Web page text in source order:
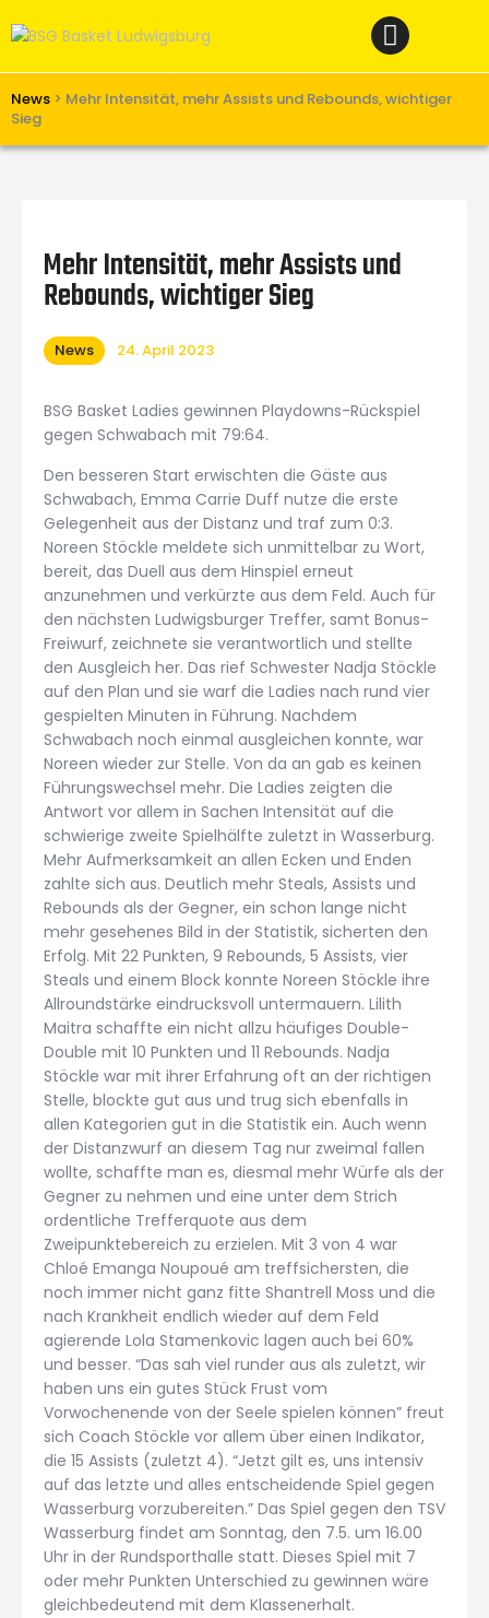
News > Mehr Intensität, mehr Assists und Rebounds, wichtiger
Sieg
Verein
Teams W
Unterstützen
Links
Mehr Intensität, mehr Assists und
Rebounds, wichtiger Sieg
News 24. April 2023
BSG Basket Ladies gewinnen Playdowns-Rückspiel
gegen Schwabach mit 79:64.
Den besseren Start erwischten die Gäste aus
Schwabach, Emma Carrie Duff nutze die erste
Gelegenheit aus der Distanz und traf zum 0:3.
Noreen Stöckle meldete sich unmittelbar zu Wort,
bereit, das Duell aus dem Hinspiel erneut
anzunehmen und verkürzte aus dem Feld. Auch für
den nächsten Ludwigsburger Treffer, samt Bonus-
Freiwurf, zeichnete sie verantwortlich und stellte
den Ausgleich her. Das rief Schwester Nadja Stöckle
auf den Plan und sie warf die Ladies nach rund vier
gespielten Minuten in Führung. Nachdem
Schwabach noch einmal ausgleichen konnte, war
Noreen wieder zur Stelle. Von da an gab es keinen
Führungswechsel mehr. Die Ladies zeigten die
Antwort vor allem in Sachen Intensität auf die
schwierige zweite Spielhälfte zuletzt in Wasserburg.
Mehr Aufmerksamkeit an allen Ecken und Enden
zahlte sich aus. Deutlich mehr Steals, Assists und
Rebounds als der Gegner, ein schon lange nicht
mehr gesehenes Bild in der Statistik, sicherten den
Erfolg. Mit 22 Punkten, 9 Rebounds, 5 Assists, vier
Steals und einem Block konnte Noreen Stöckle ihre
Allroundstärke eindrucksvoll untermauern. Lilith
Maitra schaffte ein nicht allzu häufiges Double-
Double mit 10 Punkten und 11 Rebounds. Nadja
Stöckle war mit ihrer Erfahrung oft an der richtigen
Stelle, blockte gut aus und trug sich ebenfalls in
allen Kategorien gut in die Statistik ein. Auch wenn
der Distanzwurf an diesem Tag nur zweimal fallen
wollte, schaffte man es, diesmal mehr Würfe als der
Gegner zu nehmen und eine unter dem Strich
ordentliche Trefferquote aus dem
Zweipunktebereich zu erzielen. Mit 3 von 4 war
Chloé Emanga Noupoué am treffsichersten, die
noch immer nicht ganz fitte Shantrell Moss und die
nach Krankheit endlich wieder auf dem Feld
agierende Lola Stamenkovic lagen auch bei 60%
und besser. “Das sah viel runder aus als zuletzt, wir
haben uns ein gutes Stück Frust vom
Vorwochenende von der Seele spielen können” freut
sich Coach Stöckle vor allem über einen Indikator,
die 15 Assists (zuletzt 4). “Jetzt gilt es, uns intensiv
auf das letzte und alles entscheidende Spiel gegen
Wasserburg vorzubereiten.” Das Spiel gegen den TSV
Wasserburg findet am Sonntag, den 7.5. um 16.00
Uhr in der Rundsporthalle statt. Dieses Spiel mit 7
oder mehr Punkten Unterschied zu gewinnen wäre
gleichbedeutend mit dem Klassenerhalt.